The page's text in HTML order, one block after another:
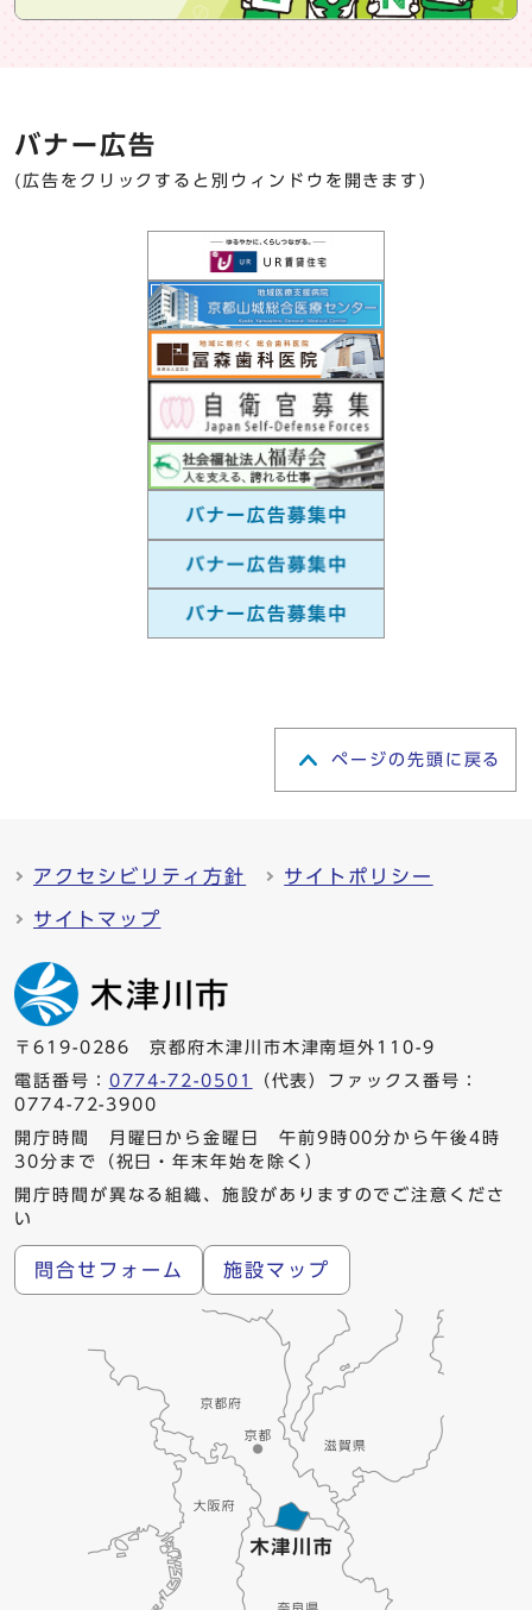
バナー広告
(広告をクリックすると別ウィンドウを開きます)
ページの先頭に戻る
アクセシビリティ方針 サイトポリシー
サイトマップ
〒619-0286 京都府木津川市木津南垣外110-9
電話番号： 0774-72-0501
（代表）ファックス番号：
0774-72-3900
開庁時間 月曜日から金曜日 午前9時00分から午後4時
30分まで（祝日・年末年始を除く）
開庁時間が異なる組織、施設がありますのでご注意くださ
い
問合せフォーム 施設マップ